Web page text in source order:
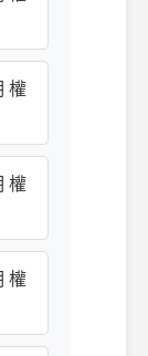
權
權
權